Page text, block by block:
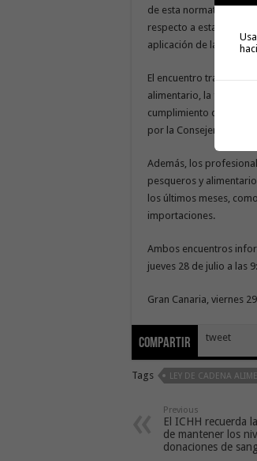
de esta normativa y
respecto a esta ley
aplicación de la misma”.
El encuentro tratará de
alimentario, la fijación
cumplimiento con las
por la Consejería.
Además, los
pesqueros y
los últimos meses,
importaciones.
Ambos encuentros
jueves 28 de julio a las
Gran Canaria, viernes
Compartir tweet
Tags LEY DE CADENA
Previous
El ICHH recuerda
de mantener los
donaciones de